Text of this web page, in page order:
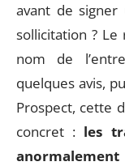
avant de
sollicitation ?
nom de
quelques avis,
Prospect, cette
concret : les